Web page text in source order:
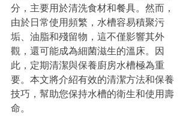
分，主要用於清洗食材和餐具。然而，
由於日常使用頻繁，水槽容易積聚污
垢、油脂和殘留物，這不僅影響其外
觀，還可能成為細菌滋生的溫床。因
此，定期清潔與保養廚房水槽極為重
要。本文將介紹有效的清潔方法和保養
技巧，幫助您保持水槽的衛生和使用壽
命。